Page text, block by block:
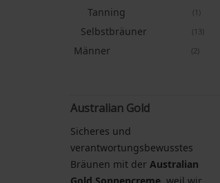
Tanning 1 Artikel
Selbstbräuner 13Artikel
Männer 2Artikel
Australian Gold
Sicheres und
verantwortungsbewusstes
Bräunen mit der Australian